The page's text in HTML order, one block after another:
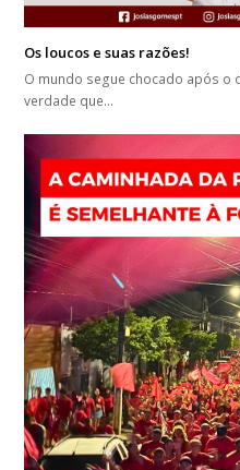
Os loucos e suas razões!
O mundo segue chocado após o
verdade que…